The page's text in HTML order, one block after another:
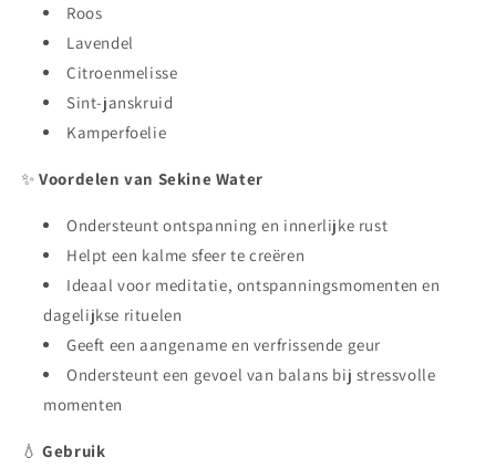
Roos
Lavendel
Citroenmelisse
Sint-janskruid
Kamperfoelie
✨Voordelen van Sekine Water
Ondersteunt ontspanning en innerlijke rust
Helpt een kalme sfeer te creëren
Ideaal voor meditatie, ontspanningsmomenten en
dagelijkse rituelen
Geeft een aangename en verfrissende geur
Ondersteunt een gevoel van balans bij stressvolle
momenten
💧Gebruik